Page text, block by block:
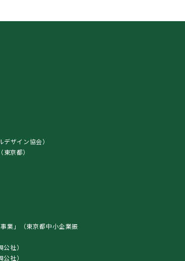
ザイン協会）
京都）
業」（東京都中小企業振
社）
興公社）